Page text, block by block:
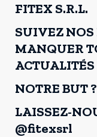
FITEX S.R.L.
SUIVEZ NOS
MANQUER
NOTRE BUT
LAISSEZ-
@fitexsrl